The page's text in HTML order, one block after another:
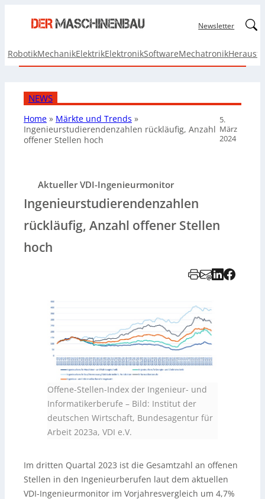
Newsletter
RobotikMechanikElektrikElektronikSoftwareMechatronik
NEWS
Home » Märkte und Trends »
Ingenieurstudierendenzahlen rückläufig, Anzahl
offener Stellen hoch
5.
März
2024
Aktueller VDI-Ingenieurmonitor
Ingenieurstudierendenzahlen
rückläufig, Anzahl offener Stellen
hoch
Offene-Stellen-Index der Ingenieur- und
Informatikerberufe – Bild: Institut der
deutschen Wirtschaft, Bundesagentur für
Arbeit 2023a, VDI e.V.
Im dritten Quartal 2023 ist die Gesamtzahl an offenen
Stellen in den Ingenieurberufen laut dem aktuellen
VDI-Ingenieurmonitor im Vorjahresvergleich um 4,7%